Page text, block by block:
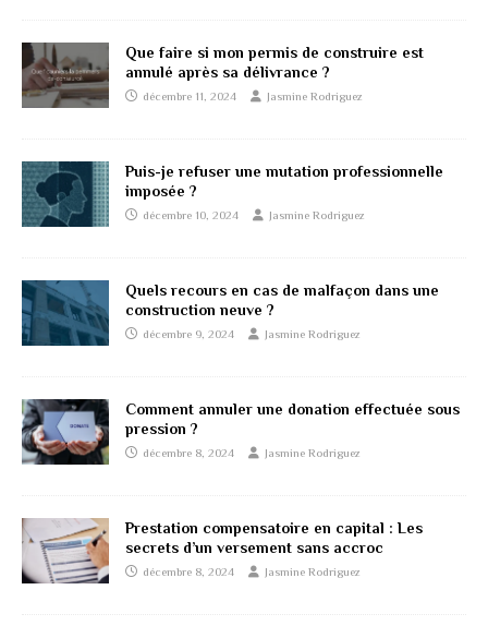
Que faire si mon permis de construire est
annulé après sa délivrance ?
décembre 11, 2024 Jasmine Rodriguez
Puis-je refuser une mutation professionnelle
imposée ?
décembre 10, 2024 Jasmine Rodriguez
Quels recours en cas de malfaçon dans une
construction neuve ?
décembre 9, 2024 Jasmine Rodriguez
Comment annuler une donation effectuée sous
pression ?
décembre 8, 2024 Jasmine Rodriguez
Prestation compensatoire en capital : Les
secrets d’un versement sans accroc
décembre 8, 2024 Jasmine Rodriguez